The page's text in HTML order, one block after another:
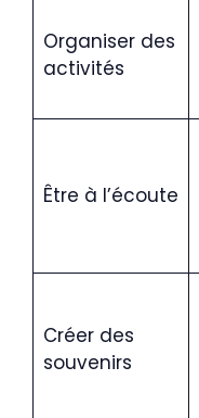
Organiser des
activités
Être à l’écoute
Créer des
souvenirs